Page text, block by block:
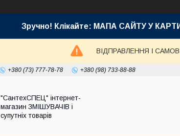
Зручно! Клікайте: МАПА САЙТУ У
ВІДПРАВЛЕННЯ І
+380 (73) 777-78-78 +380 (98) 733-88-88
"СантехСПЕЦ" інтернет-
магазин ЗМІШУВАЧІВ і
супутніх товарів